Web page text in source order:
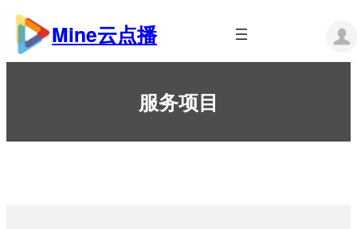
跳
内
容
Mine云点播
服务项目